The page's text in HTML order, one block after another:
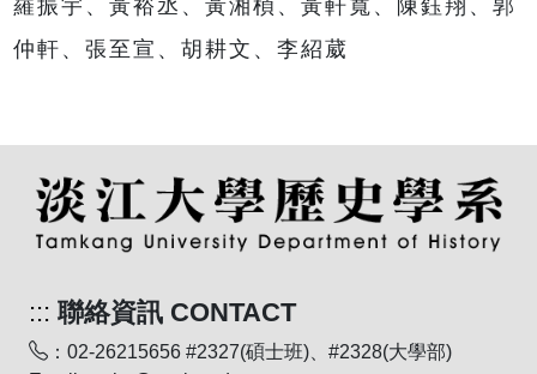
羅振宇、黃裕丞、黃湘楨、黃軒寬、陳鈺翔、郭
仲軒、張至宣、胡耕文、李紹葳
::: 聯絡資訊 CONTACT
：02-26215656 #2327(碩士班)、#2328(大學部)